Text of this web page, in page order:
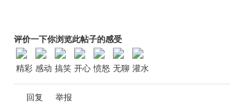
评价一下你浏览此帖子的感受
精彩 感动 搞笑 开心 愤怒 无聊 灌水
回复 举报